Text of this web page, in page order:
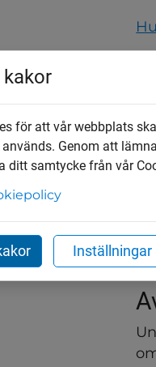
kakor
för att vår webbplats
Genom att
ditt samtycke från vår
Inställningar